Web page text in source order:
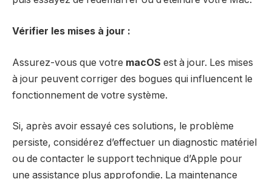
Vérifier les mises à jour :
Assurez-vous que votre macOS est à jour. Les mises
à jour peuvent corriger des bogues qui influencent le
fonctionnement de votre système.
Si, après avoir essayé ces solutions, le problème
persiste, considérez d’effectuer un diagnostic matériel
ou de contacter le support technique d’Apple pour
une assistance plus approfondie. La maintenance